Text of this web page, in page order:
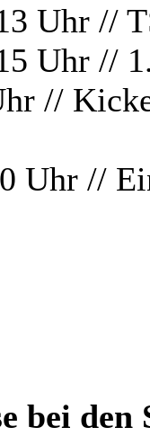
Uhr //
Uhr //
//
Uhr //
bei den